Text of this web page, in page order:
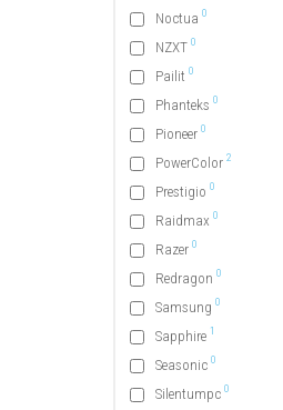
Noctua 0
NZXT 0
Pailit 0
Phanteks 0
Pioneer 0
PowerColor 2
Prestigio 0
Raidmax 0
Razer 0
Redragon 0
Samsung 0
Sapphire 1
Seasonic 0
Silentumpc 0